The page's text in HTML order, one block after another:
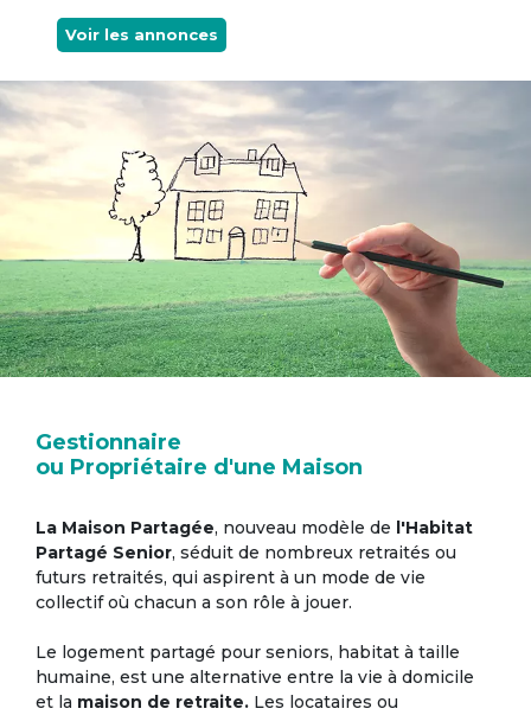
Voir les annonces
Gestionnaire
ou Propriétaire d'une Maison
La Maison Partagée, nouveau modèle de l'Habitat
Partagé Senior, séduit de nombreux retraités ou
futurs retraités, qui aspirent à un mode de vie
collectif où chacun a son rôle à jouer.
Le logement partagé pour seniors, habitat à taille
humaine, est une alternative entre la vie à domicile
et la maison de retraite. Les locataires ou